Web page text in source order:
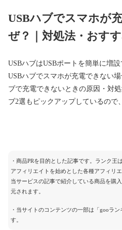
USBハブでスマホが
ぜ？｜対処法・おす
USBハブはUSBポートを簡単に増
USBハブでスマホが充電できない
ブで充電できないときの原因・対
ブ2選もピックアップしているので
・商品PRを目的とした記事です。ランク王
アフィリエイトを始めとした各種アフィリ
当サービスの記事で紹介している商品を購
元されます。
・当サイトのコンテンツの一部は「gooラ
す。